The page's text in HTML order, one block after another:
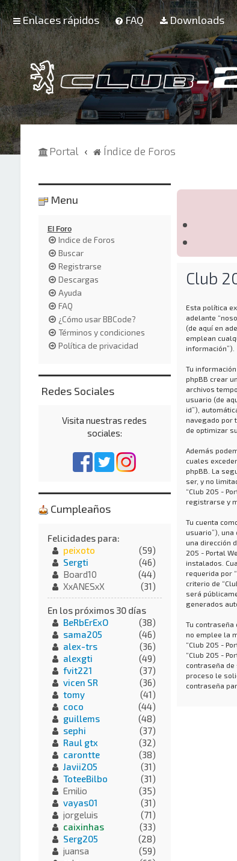
Enlaces rápidos FAQ Downloads
Portal Índice de Foros
Club
Esta política
adelante
(de aquí en
emplean
información”).
Tu
phpBB crear
archivos
usuario (de
id”),
navegado por
de optimizar
Además
cuales
phpBB. La
ser, y no
“Club 205 -
registrarse y
Tu cuenta
usuario”), una
una dirección
205 - Portal
instalados.
requerida por
criterio de
será
generados
Tu contraseña
no emplee la
“Club 205 -
“Club 205 -
contraseña de
proceso le
contraseña
Menu
El Foro
Indice de Foros
Buscar
Registrarse
Descargas
Ayuda
FAQ
¿Cómo usar BBCode?
Términos y condiciones
Política de privacidad
Redes Sociales
Visita nuestras redes
sociales:
Cumpleaños
Felicidades para:
peixoto
(59)
Sergti
(46)
Board10
(44)
XxANESxX
(31)
En los próximos 30 días
BeRbErExO
(38)
sama205
(46)
alex-trs
(36)
alexgti
(49)
fvit221
(37)
vicen SR
(36)
tomy
(41)
coco
(44)
guillems
(48)
sephi
(37)
Raul gtx
(32)
carontte
(38)
Javii2O5
(31)
ToteeBilbo
(31)
Emilio
(35)
vayas01
(31)
jorgeluis
(71)
caixinhas
(33)
Serg205
(28)
juansa
(59)